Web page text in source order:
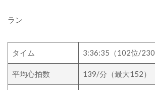
ラン
タイム 3:36:35 （102位/230
平均心拍数 139/分（最大152）